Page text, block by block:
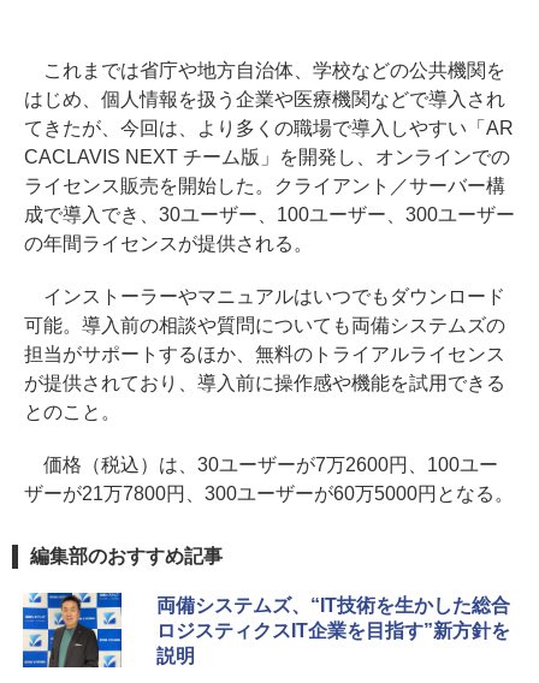
これまでは省庁や地方自治体、学校などの公共機関を
はじめ、個人情報を扱う企業や医療機関などで導入され
てきたが、今回は、より多くの職場で導入しやすい「AR
CACLAVIS NEXT チーム版」を開発し、オンラインでの
ライセンス販売を開始した。クライアント／サーバー構
成で導入でき、30ユーザー、100ユーザー、300ユーザー
の年間ライセンスが提供される。
インストーラーやマニュアルはいつでもダウンロード
可能。導入前の相談や質問についても両備システムズの
担当がサポートするほか、無料のトライアルライセンス
が提供されており、導入前に操作感や機能を試用できる
とのこと。
価格（税込）は、30ユーザーが7万2600円、100ユー
ザーが21万7800円、300ユーザーが60万5000円となる。
編集部のおすすめ記事
両備システムズ、“IT技術を生かした総合
ロジスティクスIT企業を目指す”新方針を
説明